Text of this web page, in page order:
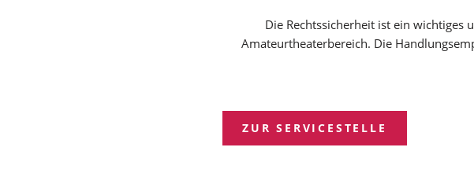
Die Rechtssicherheit ist ein wichtiges
Amateurtheaterbereich. Die
ZUR SERVICESTELLE